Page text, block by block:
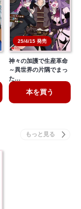
25/4/15 発売
神々の加護で生産革命
～異世界の片隅でまっ
た…
本を買う